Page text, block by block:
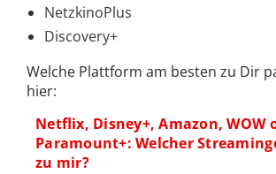
NetzkinoPlus
Discovery+
Welche Plattform am besten zu Dir
hier:
Netflix, Disney+, Amazon, WOW
Paramount+: Welcher
zu mir?